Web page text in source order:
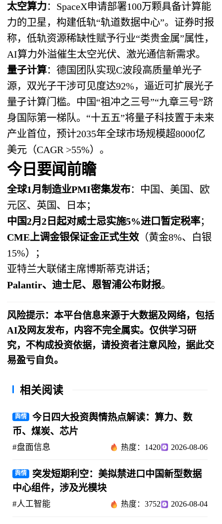
太空算力：SpaceX申请部署100万颗具备计算能
力的卫星，构建低轨“轨道数据中心”。证券时报
称，低轨资源稀缺性赋予行业“类贵金属”属性，
AI算力外溢催生太空光伏、激光通信新需求。
量子计算：德国团队实现C波段高质量单光子
源，双光子干涉可见度达92%，逼近可扩展光子
量子计算门槛。中国“祖冲之三号”“九章三号”跻
身国际第一梯队。“十五五”将量子科技置于未来
产业首位，预计2035年全球市场规模超8000亿
美元（CAGR >55%）。
今日要闻前瞻
全球1月制造业PMI密集发布：中国、美国、欧
元区、英国、日本；
中国2月2日起对威士忌实施5%进口暂定税率；
CME上调金银保证金正式生效（黄金8%、白银
15%）；
亚特兰大联储主席博斯蒂克讲话；
Palantir、迪士尼、恩智浦公布财报。
风险提示：本平台信息来源于大数据及网络，包括
AI及网友发布，内容不完全属实。仅供学习研
究，不构成投资依据，请投资者注意风险，据此交
易盈亏自负。
相关阅读
舆情
今日四大投资舆情热点解读：算力、数
币、煤炭、芯片
#盘面信息 热度：1420 2026-08-06
舆情
突发短期利空：美拟禁进口中国新型数据
中心组件，涉及光模块
#人工智能 热度：3752 2026-08-04